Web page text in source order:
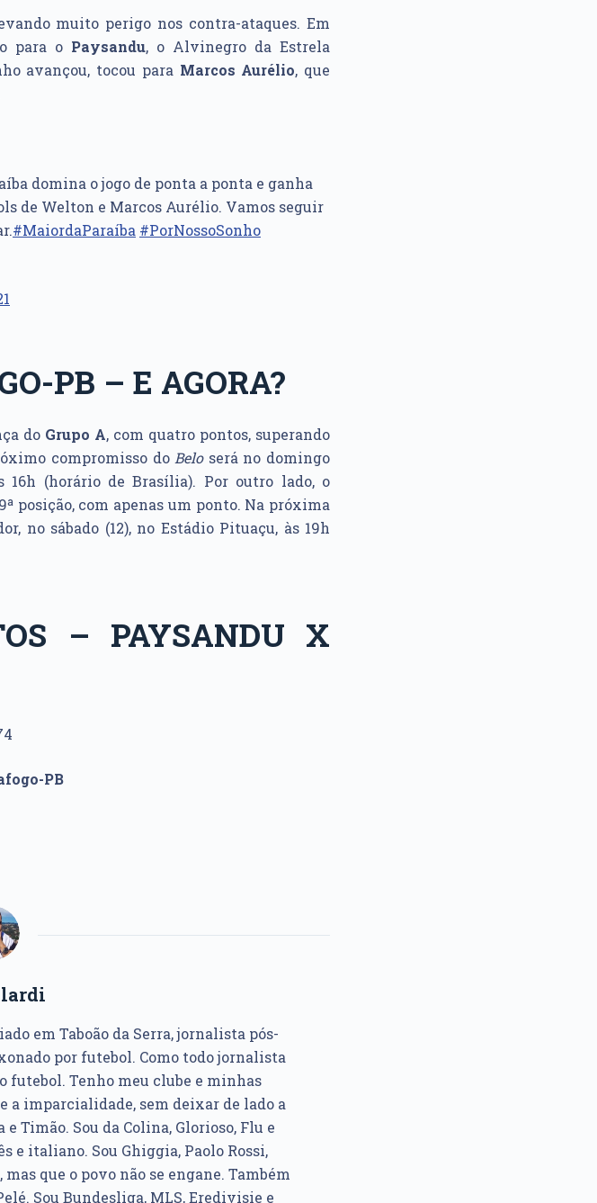
muito perigo nos contra-ataques. Em
para o Paysandu, o Alvinegro da Estrela
avançou, tocou para Marcos Aurélio, que
domina o jogo de ponta a ponta e ganha
de Welton e Marcos Aurélio. Vamos seguir
#MaiordaParaíba #PorNossoSonho
PB – E AGORA?
do Grupo A, com quatro pontos, superando
compromisso doBeloserá no domingo
16h (horário de Brasília). Por outro lado, o
posição, com apenas um ponto. Na próxima
no sábado (12), no Estádio Pituaçu, às 19h
– PAYSANDU X
PB
em Taboão da Serra, jornalista pós-
por futebol. Como todo jornalista
futebol. Tenho meu clube e minhas
a imparcialidade, sem deixar de lado a
Timão. Sou da Colina, Glorioso, Flu e
e italiano. Sou Ghiggia, Paolo Rossi,
que o povo não se engane. Também
Sou Bundesliga, MLS, Eredivisie e